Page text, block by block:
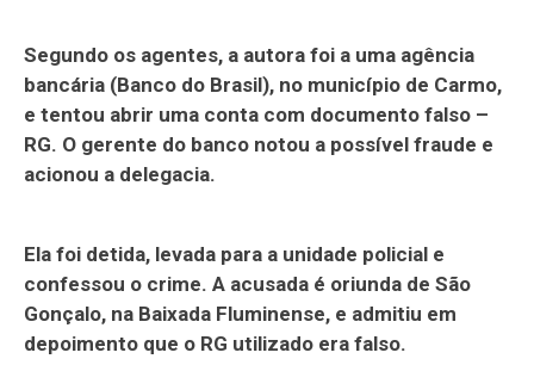
Segundo os agentes, a autora foi a uma agência
bancária (Banco do Brasil), no município de Carmo,
e tentou abrir uma conta com documento falso –
RG. O gerente do banco notou a possível fraude e
acionou a delegacia.
Ela foi detida, levada para a unidade policial e
confessou o crime. A acusada é oriunda de São
Gonçalo, na Baixada Fluminense, e admitiu em
depoimento que o RG utilizado era falso.